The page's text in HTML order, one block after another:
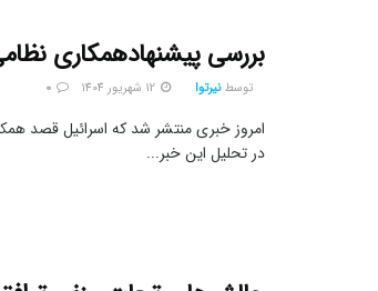
بررسی پیشنهادهمکاری
توسط نیرتوا
امروز خبری منتشر شد که اسرائیل قصد
در تحلیل این خبر...